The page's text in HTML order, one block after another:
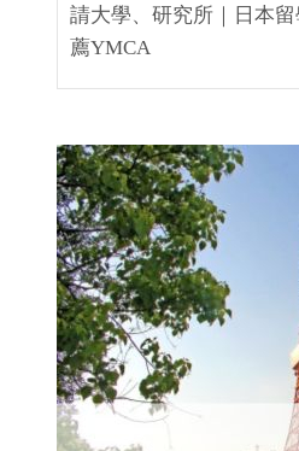
請大學、研究所｜日本
薦YMCA